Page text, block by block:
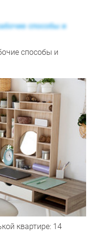
способы и
квартире: 14